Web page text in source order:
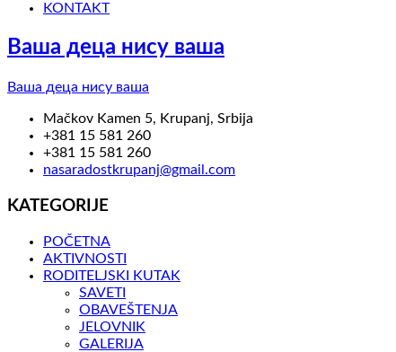
KONTAKT
Ваша деца нису ваша
Ваша деца нису ваша
Mačkov Kamen 5, Krupanj, Srbija
+381 15 581 260
+381 15 581 260
nasaradostkrupanj@gmail.com
KATEGORIJE
POČETNA
AKTIVNOSTI
RODITELJSKI KUTAK
SAVETI
OBAVEŠTENJA
JELOVNIK
GALERIJA